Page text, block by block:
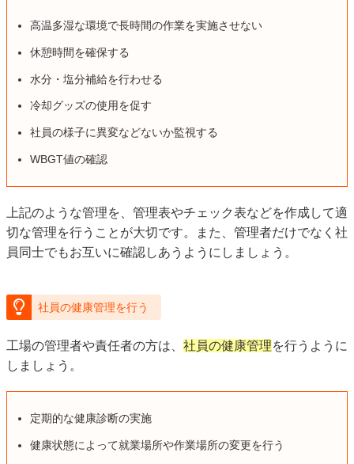
高温多湿な環境で長時間の作業を実施させない
休憩時間を確保する
水分・塩分補給を行わせる
冷却グッズの使用を促す
社員の様子に異変などないか監視する
WBGT値の確認
上記のような管理を、管理表やチェック表などを作成して適
切な管理を行うことが大切です。また、管理者だけでなく社
員同士でもお互いに確認しあうようにしましょう。
社員の健康管理を行う
工場の管理者や責任者の方は、 社員の健康管理を行うように
しましょう。
定期的な健康診断の実施
健康状態によって就業場所や作業場所の変更を行う